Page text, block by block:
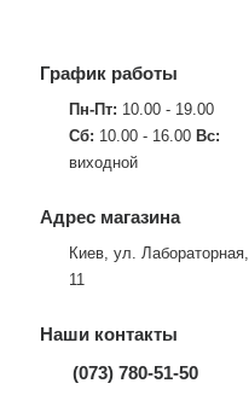
График работы
Пн-Пт: 10.00 - 19.00
Сб: 10.00 - 16.00 Вс:
виходной
Адрес магазина
Киев, ул. Лабораторная,
11
Наши контакты
(073) 780-51-50